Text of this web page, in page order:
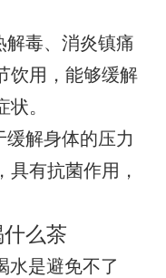
解毒、消炎镇痛
饮用，能够缓解
。
解身体的压力
有抗菌作用，
么茶
水是避免不了